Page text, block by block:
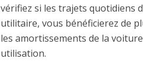
vérifiez si les trajets quotidiens
utilitaire, vous bénéficierez de
les amortissements de la
utilisation.